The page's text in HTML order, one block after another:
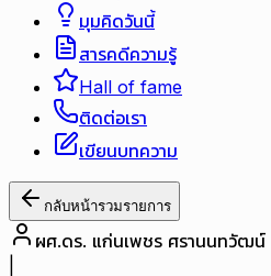
มุมคิดวันนี้
สารคดีความรู้
Hall of fame
ติดต่อเรา
เขียนบทความ
กลับหน้ารวมรายการ
ผศ.ดร. แก่นเพชร ศรานนทวัฒน์